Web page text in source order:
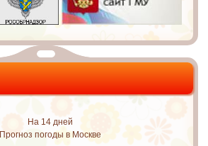
На 14 дней
Прогноз погоды в Москве